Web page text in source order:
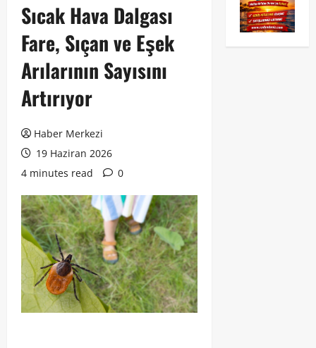
Sıcak Hava Dalgası
Fare, Sıçan ve Eşek
Arılarının Sayısını
Artırıyor
Haber Merkezi
19 Haziran 2026
4 minutes read
0